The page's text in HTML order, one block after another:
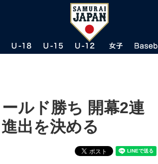
ルド勝ち 開幕2連
出を決める